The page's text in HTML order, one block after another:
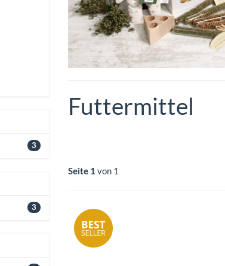
Futtermittel
Seite 1 von 1
3
3